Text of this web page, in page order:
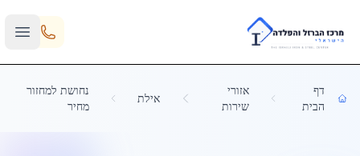
Skip to main content
דף
הבית
אזורי
שירות
אילת
נחושת למחזור
מחיר